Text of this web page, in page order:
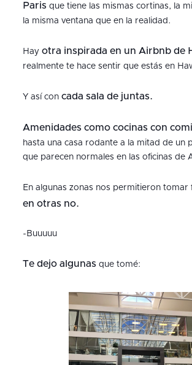
Paris que tiene las mismas cortinas, la
la misma ventana que en la realidad.
Hay otra inspirada en un Airbnb de
realmente te hace sentir que estás en
Y así con cada sala de juntas.
Amenidades como cocinas con
hasta una casa rodante a la mitad de un
que parecen normales en las oficinas de
En algunas zonas nos permitieron tomar
en otras no.
-Buuuuu
Te dejo algunas que tomé: